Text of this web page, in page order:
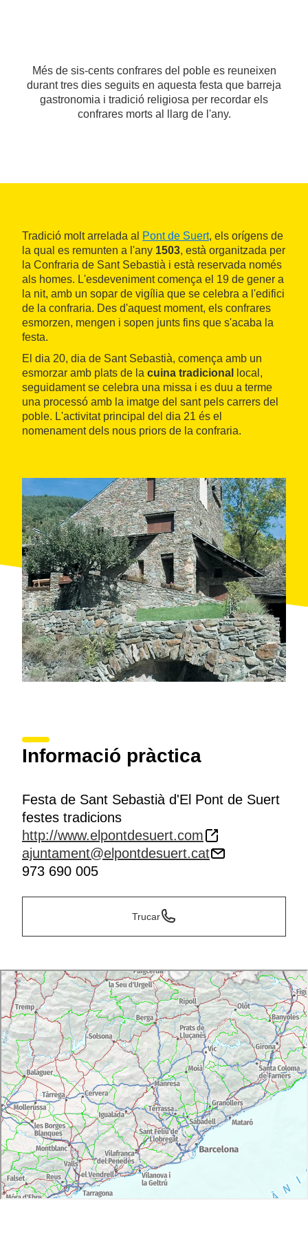
Més de sis-cents confrares del poble es reuneixen
durant tres dies seguits en aquesta festa que barreja
gastronomia i tradició religiosa per recordar els
confrares morts al llarg de l'any.
Tradició molt arrelada al Pont de Suert, els orígens de
la qual es remunten a l'any 1503, està organitzada per
la Confraria de Sant Sebastià i està reservada només
als homes. L'esdeveniment comença el 19 de gener a
la nit, amb un sopar de vigília que se celebra a l'edifici
de la confraria. Des d'aquest moment, els confrares
esmorzen, mengen i sopen junts fins que s'acaba la
festa.
El dia 20, dia de Sant Sebastià, comença amb un
esmorzar amb plats de la cuina tradicional
local,
seguidament se celebra una missa i es duu a terme
una processó amb la imatge del sant pels carrers del
poble. L'activitat principal del dia 21 és el
nomenament dels nous priors de la confraria.
Informació pràctica
Festa de Sant Sebastià d'El Pont de Suert
festes tradicions
http://www.elpontdesuert.com
ajuntament@elpontdesuert.cat
973 690 005
Trucar